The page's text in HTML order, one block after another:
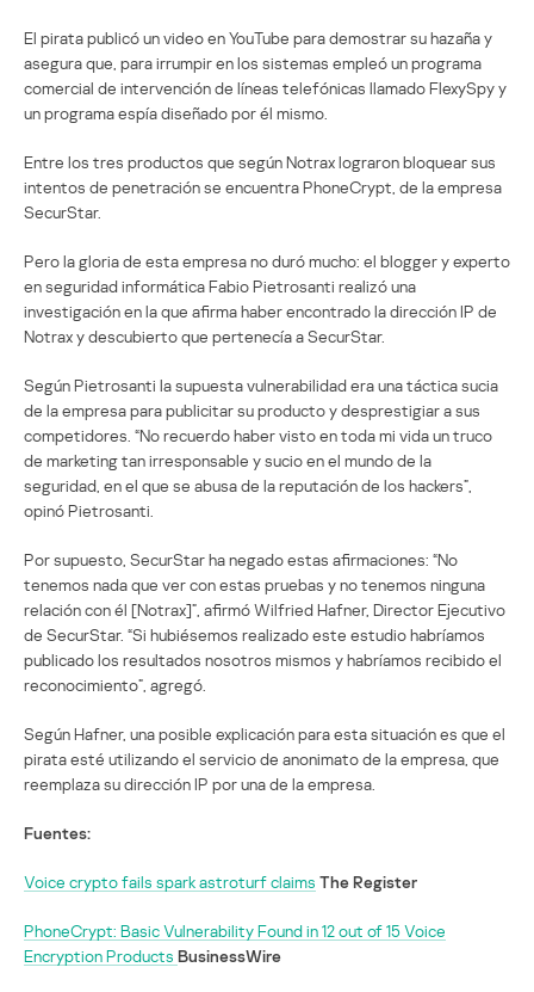
El pirata publicó un video en YouTube para demostrar su hazaña y
asegura que, para irrumpir en los sistemas empleó un programa
comercial de intervención de líneas telefónicas llamado FlexySpy y
un programa espía diseñado por él mismo.
Entre los tres productos que según Notrax lograron bloquear sus
intentos de penetración se encuentra PhoneCrypt, de la empresa
SecurStar.
Pero la gloria de esta empresa no duró mucho: el blogger y experto
en seguridad informática Fabio Pietrosanti realizó una
investigación en la que afirma haber encontrado la dirección IP de
Notrax y descubierto que pertenecía a SecurStar.
Según Pietrosanti la supuesta vulnerabilidad era una táctica sucia
de la empresa para publicitar su producto y desprestigiar a sus
competidores. “No recuerdo haber visto en toda mi vida un truco
de marketing tan irresponsable y sucio en el mundo de la
seguridad, en el que se abusa de la reputación de los hackers”,
opinó Pietrosanti.
Por supuesto, SecurStar ha negado estas afirmaciones: “No
tenemos nada que ver con estas pruebas y no tenemos ninguna
relación con él [Notrax]”, afirmó Wilfried Hafner, Director Ejecutivo
de SecurStar. “Si hubiésemos realizado este estudio habríamos
publicado los resultados nosotros mismos y habríamos recibido el
reconocimiento”, agregó.
Según Hafner, una posible explicación para esta situación es que el
pirata esté utilizando el servicio de anonimato de la empresa, que
reemplaza su dirección IP por una de la empresa.
Fuentes:
Voice crypto fails spark astroturf claims The Register
PhoneCrypt: Basic Vulnerability Found in 12 out of 15 Voice
Encryption Products BusinessWire